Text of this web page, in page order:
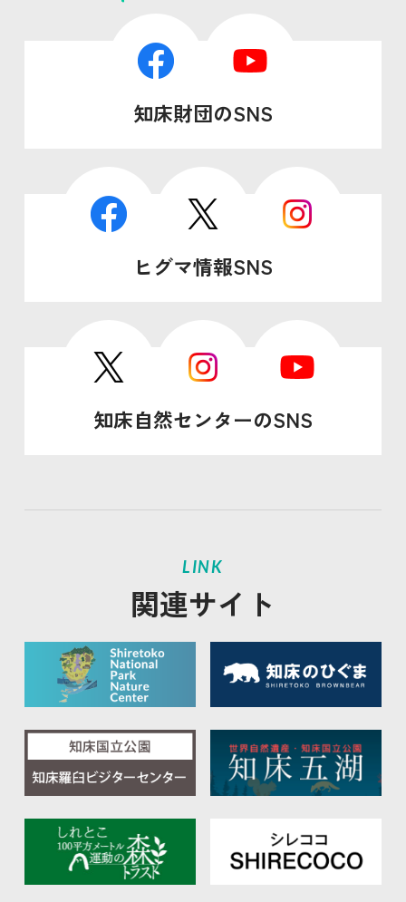
知床財団のSNS
ヒグマ情報SNS
知床自然センターのSNS